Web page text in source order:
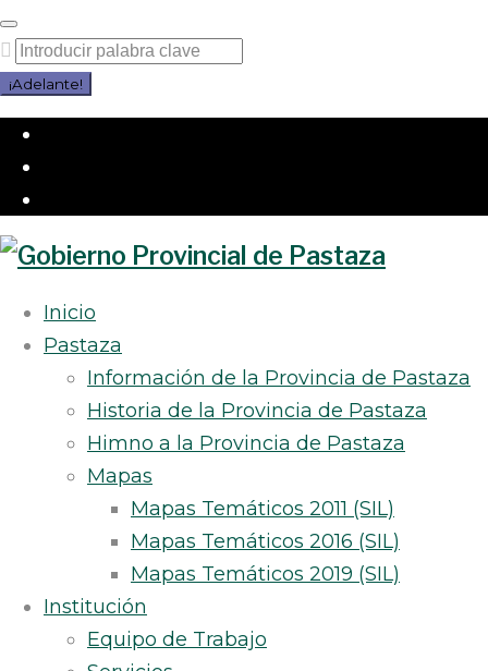
Saltar
al
contenido
Buscar
por:
¡Adelante!
Inicio
Pastaza
Información de la Provincia de Pastaza
Historia de la Provincia de Pastaza
Himno a la Provincia de Pastaza
Mapas
Mapas Temáticos 2011 (SIL)
Mapas Temáticos 2016 (SIL)
Mapas Temáticos 2019 (SIL)
Institución
Equipo de Trabajo